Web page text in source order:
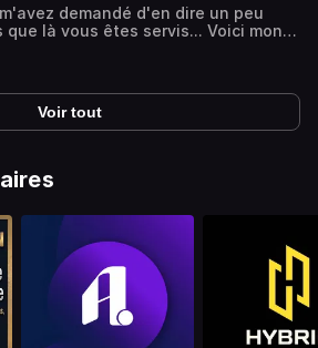
m'avez demandé d'en dire un peu
que là vous êtes servis... Voici mon
ce projet GOFLASH ! J'espère que
vos retours sur mon compte
Voir tout